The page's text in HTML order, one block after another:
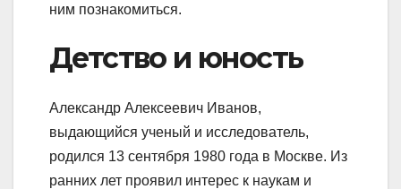
ним познакомиться.
Детство и юность
Александр Алексеевич Иванов,
выдающийся ученый и исследователь,
родился 13 сентября 1980 года в Москве. Из
ранних лет проявил интерес к наукам и